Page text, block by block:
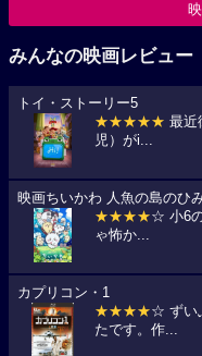
みんなの映画レビュー
トイ・ストーリー5
★★★★★ 最近
児）がi...
映画ちいかわ 人魚の島のひ
★★★★☆ 小6
ゃ怖か...
カプリコン・1
★★★★☆ ずい
たです。作...